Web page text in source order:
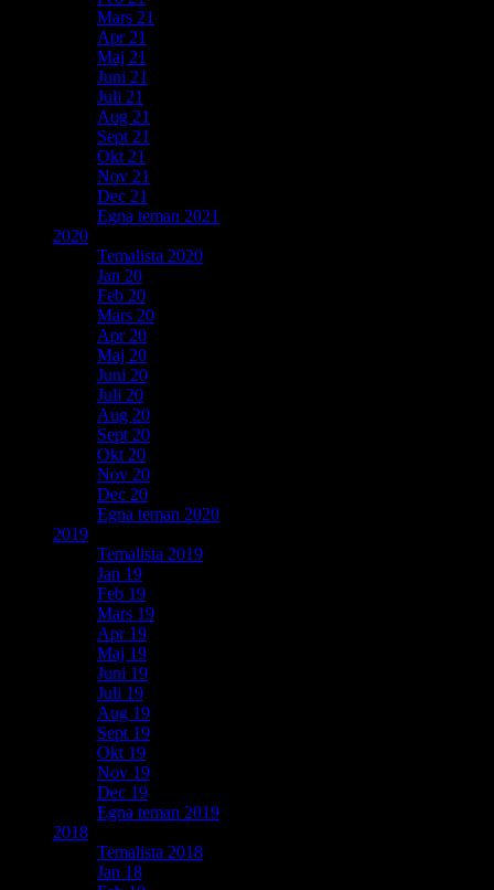
Mars 21
Apr 21
Maj 21
Juni 21
Juli 21
Aug 21
Sept 21
Okt 21
Nov 21
Dec 21
Egna teman 2021
2020
Temalista 2020
Jan 20
Feb 20
Mars 20
Apr 20
Maj 20
Juni 20
Juli 20
Aug 20
Sept 20
Okt 20
Nov 20
Dec 20
Egna teman 2020
2019
Temalista 2019
Jan 19
Feb 19
Mars 19
Apr 19
Maj 19
Juni 19
Juli 19
Aug 19
Sept 19
Okt 19
Nov 19
Dec 19
Egna teman 2019
2018
Temalista 2018
Jan 18